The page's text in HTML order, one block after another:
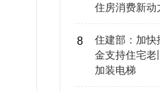
住房消费新动
8
住建部：加快
金支持住宅老
加装电梯